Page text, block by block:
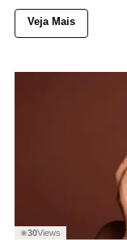
Veja Mais
◉30Views